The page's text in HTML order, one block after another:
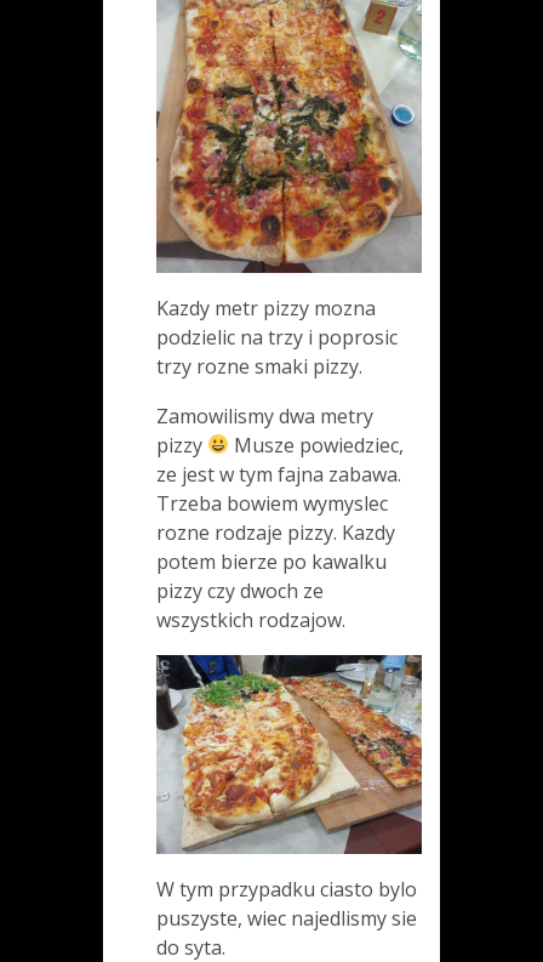
Kazdy metr pizzy mozna
podzielic na trzy i poprosic
trzy rozne smaki pizzy.
Zamowilismy dwa metry
pizzy
Musze powiedziec,
ze jest w tym fajna zabawa.
Trzeba bowiem wymyslec
rozne rodzaje pizzy. Kazdy
potem bierze po kawalku
pizzy czy dwoch ze
wszystkich rodzajow.
W tym przypadku ciasto bylo
puszyste, wiec najedlismy sie
do syta.